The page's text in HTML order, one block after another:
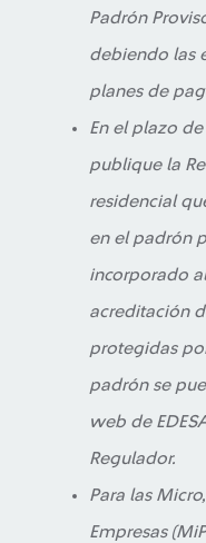
Padrón
debiendo las
planes de
En el plazo
publique la
residencial
en el padrón
incorporado
acreditación
protegidas
padrón se
web de
Regulador.
Para las
Empresas